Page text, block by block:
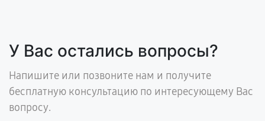
У Вас остались вопросы?
Напишите или позвоните нам и получите
бесплатную консультацию по интересующему Вас
вопросу.